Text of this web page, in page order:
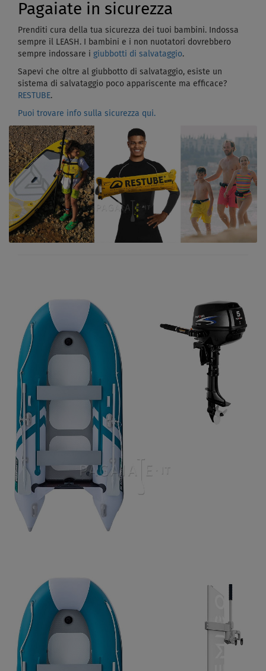
Pagaiate in sicurezza
Prenditi cura della tua sicurezza dei tuoi bambini. Indossa
sempre il LEASH. I bambini e i non nuotatori dovrebbero
sempre indossare i giubbotti di salvataggio.
Sapevi che oltre al giubbotto di salvataggio, esiste un
sistema di salvataggio poco appariscente ma efficace?
RESTUBE.
Puoi trovare info sulla sicurezza qui.